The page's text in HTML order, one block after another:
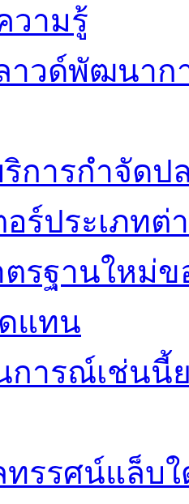
วามรู้
าวด์พัฒนาก
ริการกำจัด
ร์ประเภทต่
รฐานใหม่ข
แทน
การณ์เช่นนี้
ทรรศน์แล็บ